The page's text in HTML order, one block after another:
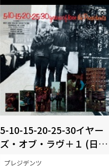
5-10-15-20-25-30イヤー
ズ・オブ・ラヴ＋１ (日本
語解説、歌詞付) 【生産限
プレジデンツ